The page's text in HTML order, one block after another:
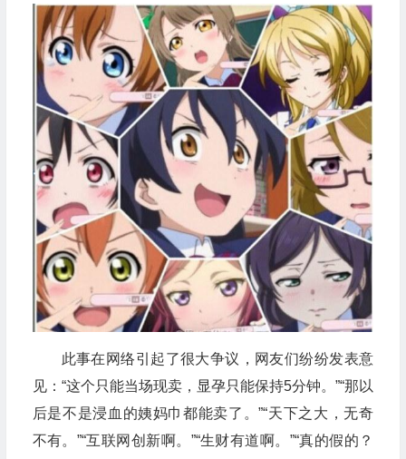
此事在网络引起了很大争议，网友们纷纷发表意
见：“这个只能当场现卖，显孕只能保持5分钟。”“那以
后是不是浸血的姨妈巾都能卖了。”“天下之大，无奇
不有。”“互联网创新啊。”“生财有道啊。”“真的假的？